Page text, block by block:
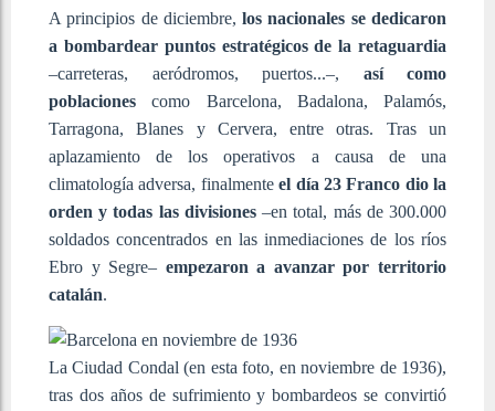
A principios de diciembre, los nacionales se dedicaron
a bombardear puntos estratégicos de la retaguardia
–carreteras, aeródromos, puertos...–, así como
poblaciones como Barcelona, Badalona, Palamós,
Tarragona, Blanes y Cervera,
entre otras. Tras un
aplazamiento de los operativos a causa de una
climatología adversa, finalmenteel día 23 Franco dio la
orden y todas las divisiones–en total, más de 300.000
soldados concentrados en las inmediaciones de los ríos
Ebro y Segre– empezaron a avanzar por territorio
catalán.
La Ciudad Condal (en esta foto, en noviembre de 1936),
tras dos años de sufrimiento y bombardeos se convirtió